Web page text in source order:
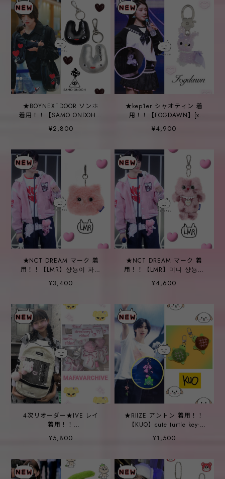
★BOYNEXTDOOR ソンホ
着用！！【SAMO ONDOH】
Tokiyom keychain nappa
black
¥2,800
★kep1er シャオティン 着
用！！【FOGDAWN】[x
SWINGSET] Ribbon Tail
Rabbit Key Ring (lavender)
¥4,900
★NCT DREAM マーク 着
用！！【LMR】샹뇽이 파우
치 키링 핑크
¥3,400
★NCT DREAM マーク 着
用！！【LMR】미니 샹뇽이
키링 PINK
¥4,600
4次リオーダー★IVE レイ
着用！！
【MAFAVARCHIVE】
strawberibbon key chain
¥5,800
★RIIZE アントン 着用！！
【KUO】cute turtle key-
chain (2color)
¥1,500